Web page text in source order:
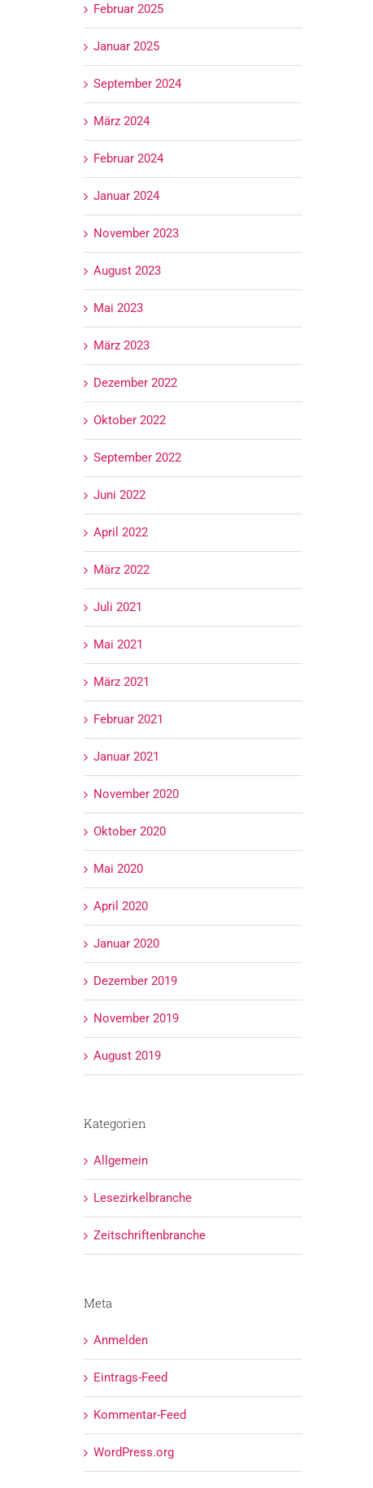
Februar 2025
Januar 2025
September 2024
März 2024
Februar 2024
Januar 2024
November 2023
August 2023
Mai 2023
März 2023
Dezember 2022
Oktober 2022
September 2022
Juni 2022
April 2022
März 2022
Juli 2021
Mai 2021
März 2021
Februar 2021
Januar 2021
November 2020
Oktober 2020
Mai 2020
April 2020
Januar 2020
Dezember 2019
November 2019
August 2019
Kategorien
Allgemein
Lesezirkelbranche
Zeitschriftenbranche
Meta
Anmelden
Eintrags-Feed
Kommentar-Feed
WordPress.org